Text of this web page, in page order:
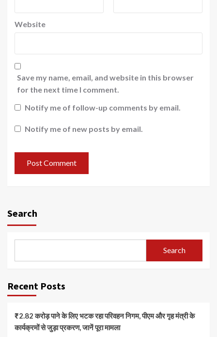
Website
Save my name, email, and website in this browser
for the next time I comment.
Notify me of follow-up comments by email.
Notify me of new posts by email.
Search
Search
Recent Posts
₹2.82 करोड़ पाने के लिए भटक रहा परिवहन निगम, पीएम और गृह मंत्री के
कार्यक्रमों से जुड़ा प्रकरण, जानें पूरा मामला